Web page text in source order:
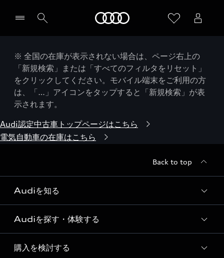
※ 全国の在庫が表示されない場合は、ページ右上の
「新規検索」または「すべてのフィルタをリセット」
をクリックしてください。モバイル端末をご利用の方
は、「…」アイコンをタップすると「新規検索」が表
示されます。
Audi認定中古車トップページはこちら
電気自動車の在庫はこちら
Back to top
Audiを知る
Audi ブランド
Story of Progress
Audiを探す・体験する
ディーラー検索
購入を検討する